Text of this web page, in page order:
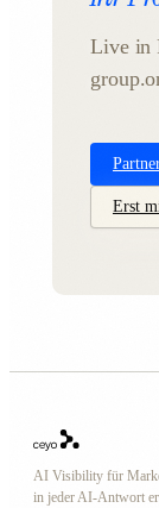
Live in
Erst
AI Visibility für
in jeder AI-Antwort